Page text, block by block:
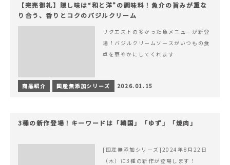
【完売御礼】隠し味は“和と洋”の調味料！魚介の旨みが重な
り合う、香りとコクのバジルクリーム
リクエストの多かった魚メニューが新登
場！バジルクリームソースがいつもの食
卓を華やかにしてくれます
商品紹介 国産無添加シリーズ 2026.01.15
3種の新作登場！キーワードは「韓国」「ゆず」「焼肉」
[国産無添加シリーズ]2024年8月22日
（木）に3種の新作が登場します！